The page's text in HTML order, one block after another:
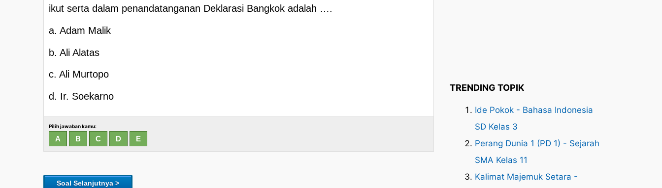
ikut serta dalam penandatanganan Deklarasi Bangkok adalah ….
a. Adam Malik
b. Ali Alatas
c. Ali Murtopo
d. Ir. Soekarno
Pilih jawaban kamu:
Soal Selanjutnya >
TRENDING TOPIK
Ide Pokok - Bahasa Indonesia
SD Kelas 3
Perang Dunia 1 (PD 1) - Sejarah
SMA Kelas 11
Kalimat Majemuk Setara -